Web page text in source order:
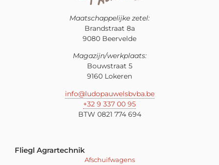
Maatschappelijke zetel:
Brandstraat 8a
9080 Beervelde
Magazijn/werkplaats:
Bouwstraat 5
9160 Lokeren
info@ludopauwelsbvba.be
+32 9 337 00 95
BTW 0821 774 694
Fliegl Agrartechnik
Afschuifwagens